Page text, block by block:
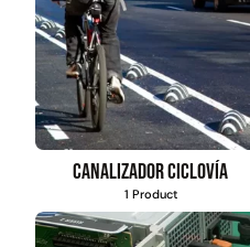
Canalizador ciclovía
1 Product